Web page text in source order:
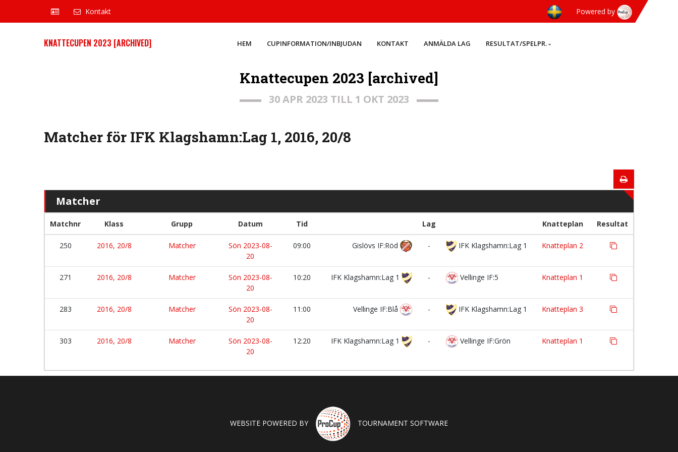
Kontakt Powered by
KNATTECUPEN 2023 [ARCHIVED] HEM CUPINFORMATION/INBJUDAN KONTAKT ANMÄLDA LAG RESULTAT/SPELPR.
Knattecupen 2023 [archived]
30 APR 2023 TILL 1 OKT 2023
Matcher för IFK Klagshamn:Lag 1, 2016, 20/8
Matcher
Matchnr Klass Grupp Datum Tid Lag Knatteplan Resultat
250 2016, 20/8 Matcher
Sön 2023-08-
20
09:00 Gislövs IF:Röd - IFK Klagshamn:Lag 1 Knatteplan 2
271 2016, 20/8 Matcher
Sön 2023-08-
20
10:20 IFK Klagshamn:Lag 1 - Vellinge IF:5 Knatteplan 1
283 2016, 20/8 Matcher
Sön 2023-08-
20
11:00 Vellinge IF:Blå - IFK Klagshamn:Lag 1 Knatteplan 3
303 2016, 20/8 Matcher
Sön 2023-08-
20
12:20 IFK Klagshamn:Lag 1 - Vellinge IF:Grön Knatteplan 1
WEBSITE POWERED BY TOURNAMENT SOFTWARE